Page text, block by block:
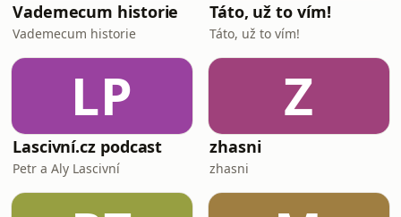
Vademecum historie
Vademecum historie
Táto, už to vím!
Táto, už to vím!
LP
Lascivní.cz podcast
Petr a Aly Lascivní
Z
zhasni
zhasni